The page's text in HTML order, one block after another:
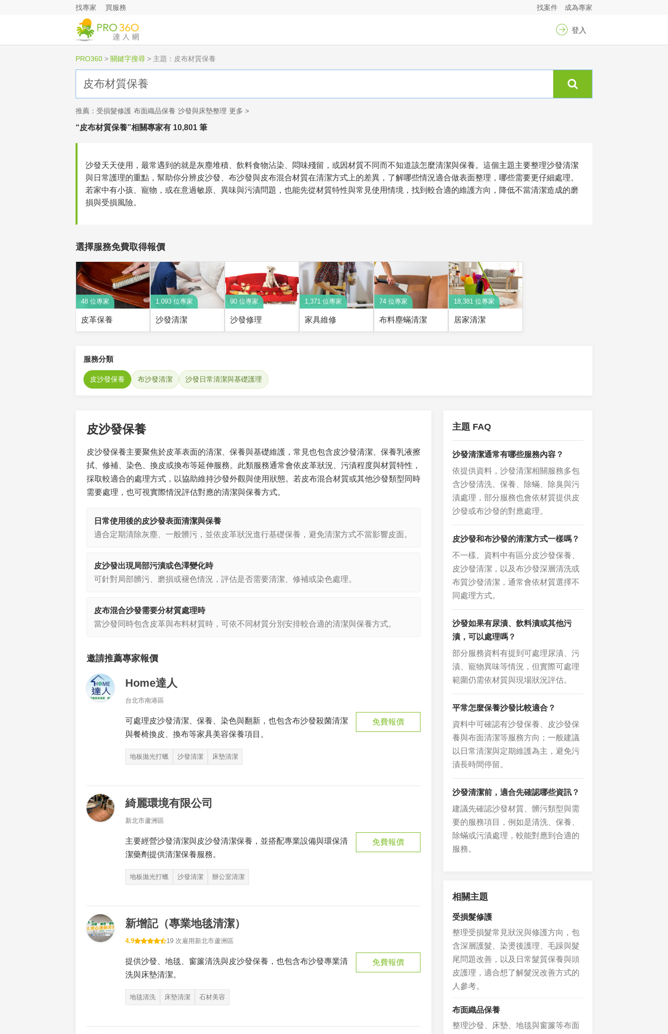
找專家 買服務 成為專家
找案件
登入
PRO360 > 關鍵字搜尋 > 主題：皮布材質保養
推薦： 受損髮修護 布面織品保養 沙發與床墊整理 更多 >
“皮布材質保養”相關專家有 10,801 筆
沙發天天使用，最常遇到的就是灰塵堆積、飲料食物沾染、悶味殘留，或因材質不同而不知道該怎麼清潔與保養。這個主題主要整理沙發清潔
與日常護理的重點，幫助你分辨皮沙發、布沙發與皮布混合材質在清潔方式上的差異，了解哪些情況適合做表面整理，哪些需要更仔細處理。
若家中有小孩、寵物，或在意過敏原、異味與污漬問題，也能先從材質特性與常見使用情境，找到較合適的維護方向，降低不當清潔造成的磨
損與受損風險。
選擇服務免費取得報價
48 位專家
皮革保養
1,093 位專家
沙發清潔
90 位專家
沙發修理
1,371 位專家
家具維修
74 位專家
布料塵蟎清潔
18,381 位專家
居家清潔
服務分類
皮沙發保養 布沙發清潔 沙發日常清潔與基礎護理
皮沙發保養
皮沙發保養主要聚焦於皮革表面的清潔、保養與基礎維護，常見也包含皮沙發清潔、保養乳液擦
拭、修補、染色、換皮或換布等延伸服務。此類服務通常會依皮革狀況、污漬程度與材質特性，
採取較適合的處理方式，以協助維持沙發外觀與使用狀態。若皮布混合材質或其他沙發類型同時
需要處理，也可視實際情況評估對應的清潔與保養方式。
日常使用後的皮沙發表面清潔與保養
適合定期清除灰塵、一般髒污，並依皮革狀況進行基礎保養，避免清潔方式不當影響皮面。
皮沙發出現局部污漬或色澤變化時
可針對局部髒污、磨損或褪色情況，評估是否需要清潔、修補或染色處理。
皮布混合沙發需要分材質處理時
當沙發同時包含皮革與布料材質時，可依不同材質分別安排較合適的清潔與保養方式。
邀請推薦專家報價
Home達人
台北市南港區
可處理皮沙發清潔、保養、染色與翻新，也包含布沙發殺菌清潔
與餐椅換皮、換布等家具美容保養項目。
地板拋光打蠟 沙發清潔 床墊清潔
免費報價
綺麗環境有限公司
新北市蘆洲區
主要經營沙發清潔與皮沙發清潔保養，並搭配專業設備與環保清
潔藥劑提供清潔保養服務。
地板拋光打蠟 沙發清潔 辦公室清潔
免費報價
新增記（專業地毯清潔）
4.9 19 次雇用 新北市蘆洲區
提供沙發、地毯、窗簾清洗與皮沙發保養，也包含布沙發專業清
洗與床墊清潔。
地毯清洗 床墊清潔 石材美容
免費報價
主題 FAQ
沙發清潔通常有哪些服務內容？
依提供資料，沙發清潔相關服務多包
含沙發清洗、保養、除蟎、除臭與污
漬處理，部分服務也會依材質提供皮
沙發或布沙發的對應處理。
皮沙發和布沙發的清潔方式一樣嗎？
不一樣。資料中有區分皮沙發保養、
皮沙發清潔，以及布沙發深層清洗或
布質沙發清潔，通常會依材質選擇不
同處理方式。
沙發如果有尿漬、飲料漬或其他污
漬，可以處理嗎？
部分服務資料有提到可處理尿漬、污
漬、寵物異味等情況，但實際可處理
範圍仍需依材質與現場狀況評估。
平常怎麼保養沙發比較適合？
資料中可確認有沙發保養、皮沙發保
養與布面清潔等服務方向；一般建議
以日常清潔與定期維護為主，避免污
漬長時間停留。
沙發清潔前，適合先確認哪些資訊？
建議先確認沙發材質、髒污類型與需
要的服務項目，例如是清洗、保養、
除蟎或污漬處理，較能對應到合適的
服務。
相關主題
受損髮修護
整理受損髮常見狀況與修護方向，包
含深層護髮、染燙後護理、毛躁與髮
尾問題改善，以及日常髮質保養與頭
皮護理，適合想了解髮況改善方式的
人參考。
布面織品保養
整理沙發、床墊、地毯與窗簾等布面